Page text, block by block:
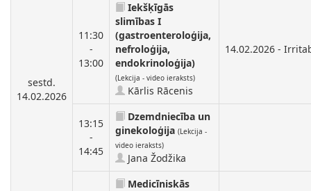
sestd.
14.02.2026
11:30
-
13:00
Iekšķīgās
slimības I
(gastroenteroloģija,
nefroloģija,
endokrinoloģija)
(Lekcija - video ieraksts)
Kārlis Rācenis
14.02.2026 -
13:15
-
14:45
Dzemdniecība un
ginekoloģija (Lekcija -
video ieraksts)
Jana Žodžika
Medicīniskās